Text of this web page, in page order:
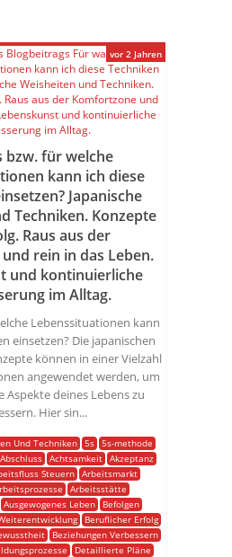
bzw. für welche
kann ich diese
Japanische
Techniken. Konzepte
Raus aus der
rein in das Leben.
und kontinuierliche
im Alltag.
Lebenssituationen kann
einsetzen? Die japanischen
können in einer Vielzahl
angewendet werden, um
Aspekte deines Lebens zu
Hier sin...
Und Techniken 5s 5s-methode
Abschluss Achtsamkeit
Akzeptanz
Steuern
Arbeitsmarkt
Arbeitsstätte
Ausgewogenes Leben
Befolgen
Beruflicher Erfolg
Beziehungen Verbessern
Detaillierte Pläne
vor 2 Jahren